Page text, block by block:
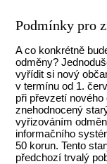
Podmínky pro
A co konkrétně
odměny?
vyřídit si nový
v termínu od 1.
při převzetí
znehodnocený
vyřizováním
informačního
50 korun. Tento
předchozí trvalý